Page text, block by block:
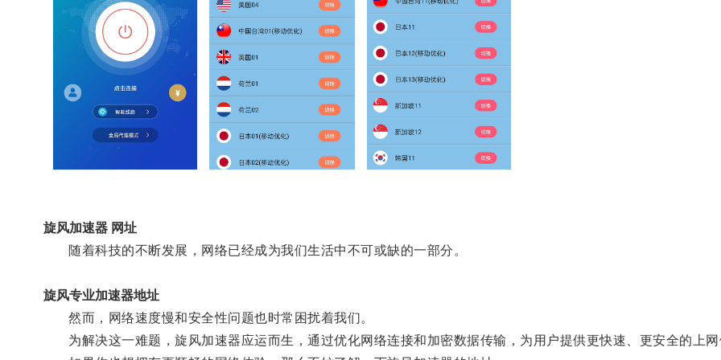
旋风加速器 网址
随着科技的不断发展，网络已经成为我们生活中不可或缺的一部分。
旋风专业加速器地址
然而，网络速度慢和安全性问题也时常困扰着我们。
为解决这一难题，旋风加速器应运而生，通过优化网络连接和加密数据传输，为用户提供更快速、更安全的上